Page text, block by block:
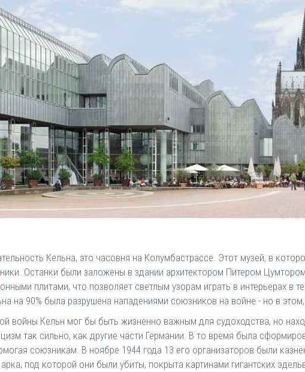
Кельна, это часовня на Колумбастрассе. Этот музей, в
Останки были заложены в здании архитектором Питером
плитами, что позволяет светлым узорам играть в интерьерах в
на 90% была разрушена нападениями союзников на войне - но в
войны Кельн мог бы быть жизненно важным для судоходства, но
так сильно, как другие части Германии. В то время была
союзникам. В ноябре 1944 года 13 его организаторов были
под которой они были убиты, покрыта картинами гигантских